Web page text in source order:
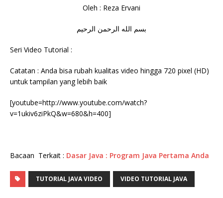
Oleh : Reza Ervani
بسم الله الرحمن الرحيم
Seri Video Tutorial :
Catatan : Anda bisa rubah kualitas video hingga 720 pixel (HD)
untuk tampilan yang lebih baik
[youtube=http://www.youtube.com/watch?
v=1ukiv6ziPkQ&w=680&h=400]
Bacaan Terkait : Dasar Java : Program Java Pertama Anda
TUTORIAL JAVA VIDEO VIDEO TUTORIAL JAVA